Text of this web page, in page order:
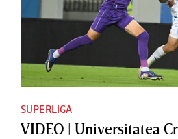
SUPERLIGA
VIDEO | Universitatea